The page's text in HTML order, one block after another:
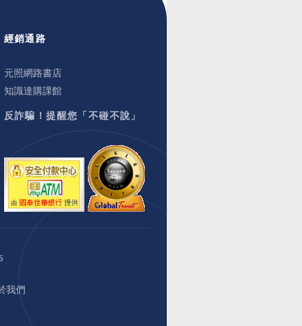
經銷通路
元照網路書店
知識達購課館
反詐騙！提醒您「不碰不說」
我們